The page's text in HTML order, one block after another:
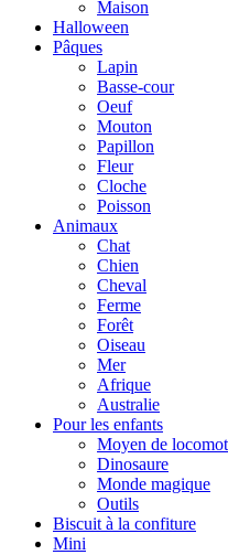
Maison
Halloween
Pâques
Lapin
Basse-cour
Oeuf
Mouton
Papillon
Fleur
Cloche
Poisson
Animaux
Chat
Chien
Cheval
Ferme
Forêt
Oiseau
Mer
Afrique
Australie
Pour les enfants
Moyen de
Dinosaure
Monde magique
Outils
Biscuit à la confiture
Mini